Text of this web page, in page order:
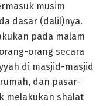
musim
dasar (dalil)nya.
pada malam
orang secara
di masjid-masjid
dan pasar-
melakukan shalat